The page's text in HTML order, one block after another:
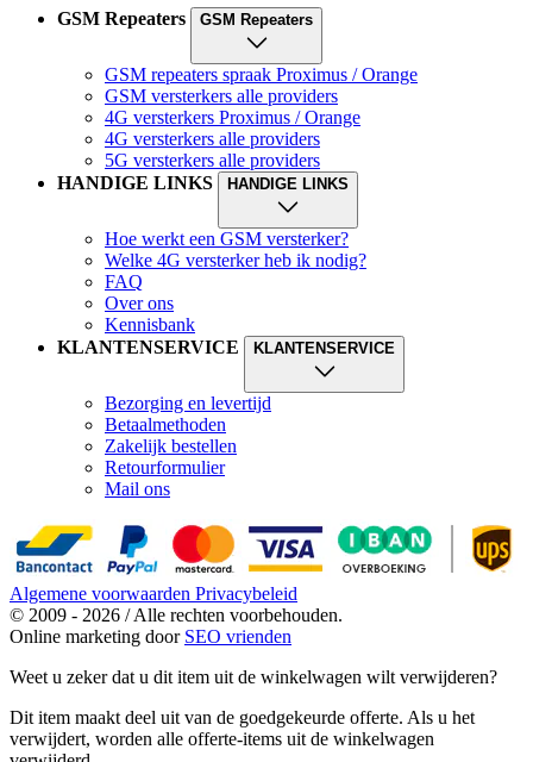
GSM Repeaters GSM Repeaters
GSM repeaters spraak Proximus / Orange
GSM versterkers alle providers
4G versterkers Proximus / Orange
4G versterkers alle providers
5G versterkers alle providers
HANDIGE LINKS
HANDIGE LINKS
Hoe werkt een GSM versterker?
Welke 4G versterker heb ik nodig?
FAQ
Over ons
Kennisbank
KLANTENSERVICE
KLANTENSERVICE
Bezorging en levertijd
Betaalmethoden
Zakelijk bestellen
Retourformulier
Mail ons
Algemene voorwaarden Privacybeleid
© 2009 - 2026 / Alle rechten voorbehouden.
Online marketing door SEO vrienden
Weet u zeker dat u dit item uit de winkelwagen wilt verwijderen?
Dit item maakt deel uit van de goedgekeurde offerte. Als u het
verwijdert, worden alle offerte-items uit de winkelwagen